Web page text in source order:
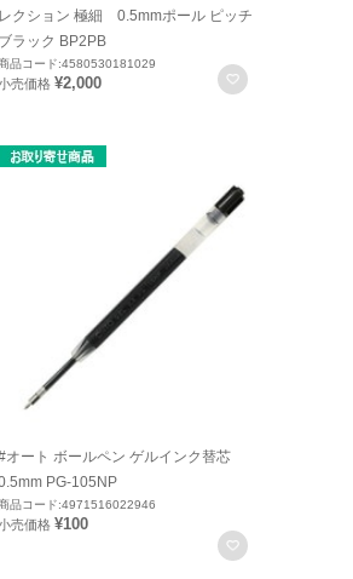
入りに登録
レクション 極細 0.5mmポール ピッチ
ブラック BP2PB
品コード:4580530181029
売価格 ¥2,000
入りに登録
オート ボールペン ゲルインク替芯
PG-105NP
品コード:4971516022946
売価格 ¥100